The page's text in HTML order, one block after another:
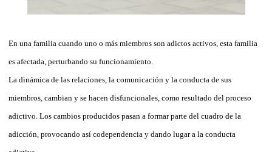
En una familia cuando uno o más miembros son adictos activos, esta familia
es afectada, perturbando su funcionamiento.
La dinámica de las relaciones, la comunicación y la conducta de sus
miembros, cambian y se hacen disfuncionales, como resultado del proceso
adictivo. Los cambios producidos pasan a formar parte del cuadro de la
adicción, provocando así codependencia y dando lugar a la conducta